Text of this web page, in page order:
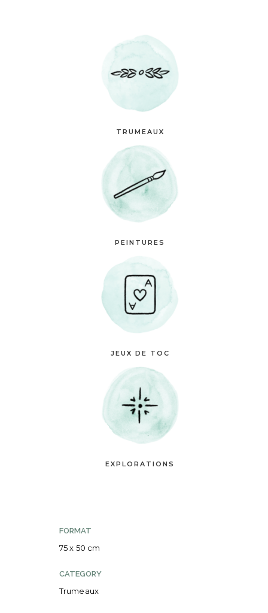
TRUMEAUX
PEINTURES
JEUX DE TOC
EXPLORATIONS
FORMAT
75 x 50 cm
CATEGORY
Trumeaux